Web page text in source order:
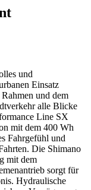
und
Einsatz
und dem
alle Blicke
Line SX
mit dem 400 Wh
Fahrgefühl und
Die Shimano
mit dem
sorgt für
Hydraulische